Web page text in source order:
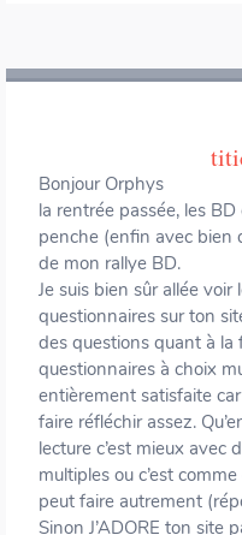
Bonjour Orphys
la rentrée passée, les
penche (enfin avec bien
de mon rallye BD.
Je suis bien sûr allée
questionnaires sur ton
des questions quant à la
questionnaires à choix
entièrement satisfaite car
faire réfléchir assez.
lecture c’est mieux avec
multiples ou c’est
peut faire autrement
Sinon J’ADORE ton site